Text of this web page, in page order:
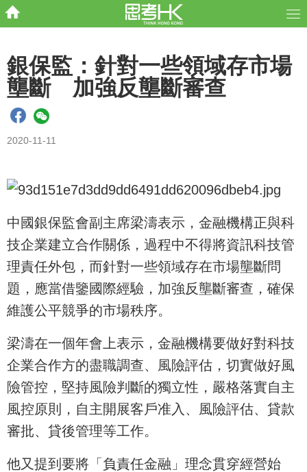
銀保監：針對一些領域存市場
壟斷 加強反壟斷審查
2020-11-11
中國銀保監會副主席梁濤表示，金融機構正與科
技企業建立合作關係，過程中不得將資訊科技管
理責任外包，而針對一些領域存在市場壟斷問
題，應當借鑒國際經驗，加強反壟斷審查，確保
維護公平競爭的市場秩序。
梁濤在一個年會上表示，金融機構要做好對科技
企業合作方的盡職調查、風險評估，切實做好風
險管控，堅持風險判斷的獨立性，嚴格落實自主
風控原則，自主開展客戶准入、風險評估、貸款
審批、貸後管理等工作。
他又提到要將「負責任金融」理念貫穿經營始